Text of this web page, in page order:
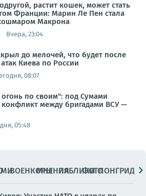
растит кошек, может стать
Франции: Марин Ле Пен стала
Макрона
Вчера, 23:04
до мелочей, что будет после
Киева по России
08:07
по своим": под Сумами
конфликт между бригадами ВСУ —
05:48
ВОЕНКОРЫМНЕНИЯПАБЛИКИ
ФОТОЛОНГРИДЫ